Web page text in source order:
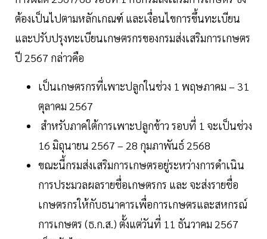
ต้องเป็นไปตามหลักเกณฑ์ และเงื่อนไขการขึ้นทะเบียน
และปรับปรุงทะเบียนเกษตรกรของกรมส่งเสริมการเกษตร
ปี 2567 กล่าวคือ
เป็นเกษตรกรที่เพาะปลูกในช่วง 1 พฤษภาคม – 31
ตุลาคม 2567
สำหรับภาคใต้การเพาะปลูกข้าว รอบที่ 1 จะเป็นช่วง
16 มิถุนายน 2567 – 28 กุมภาพันธ์ 2568
ขณะนี้กรมส่งเสริมการเกษตรอยู่ระหว่างการดำเนิน
การประมวลผลรายชื่อเกษตรกร และ จะส่งรายชื่อ
เกษตรกรให้กับธนาคารเพื่อการเกษตรและสหกรณ์
การเกษตร (ธ.ก.ส.) ตั้งแต่วันที่ 11 ธันวาคม 2567